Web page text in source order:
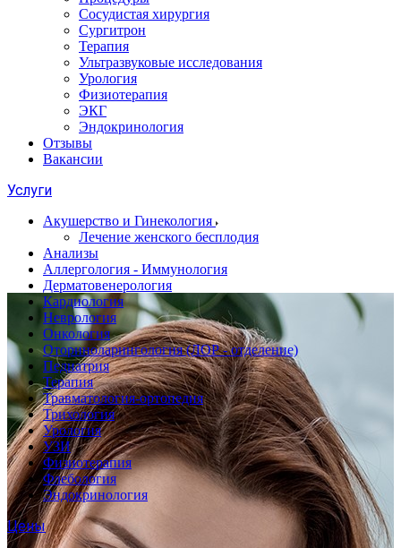
Сосудистая хирургия
Сургитрон
Терапия
Ультразвуковые исследования
Урология
Физиотерапия
ЭКГ
Эндокринология
Отзывы
Вакансии
Услуги
Акушерство и Гинекология
Лечение женского бесплодия
Анализы
Аллергология - Иммунология
Дерматовенерология
Кардиология
Неврология
Онкология
Оториноларингология (ЛОР - отделение)
Педиатрия
Терапия
Травматология-ортопедия
Трихология
Урология
УЗИ
Физиотерапия
Флебология
Эндокринология
Цены